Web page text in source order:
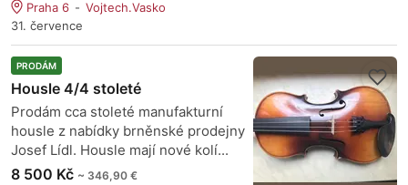
Praha 6
Vojtech.Vasko
31. července
PRODÁM
Housle 4/4 stoleté
Prodám cca stoleté manufakturní
housle z nabídky brněnské prodejny
Josef Lídl. Housle mají nové kolí...
8 500 Kč ~ 346,90 €